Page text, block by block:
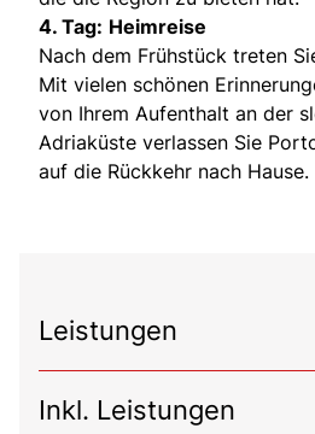
4. Tag: Heimreise
Nach dem Frühstück treten
Mit vielen schönen
von Ihrem Aufenthalt an der
Adriaküste verlassen Sie
auf die Rückkehr nach Hause.
Leistungen
Inkl. Leistungen